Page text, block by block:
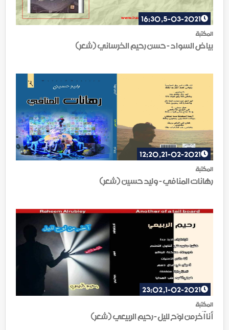
المكتبة
5-03-2021, 16:30
بياض السواد - حسن رحيم الخرساني (شعر)
المكتبة
21-02-2021, 12:20
رهانات المنافي - وليد حسين (شعر)
المكتبة
1-02-2021, 23:02
أنا آخر من لوّح لليل - رحيم الربيعي (شعر)